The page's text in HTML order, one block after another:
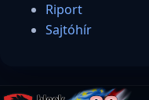
Riport
Sajtóhír